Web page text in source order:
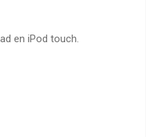
12.0 of hoger, geschikt
en iPod touch.